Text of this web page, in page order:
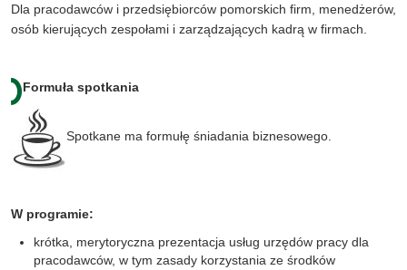
Dla pracodawców i przedsiębiorców pomorskich firm, menedżerów,
osób kierujących zespołami i zarządzających kadrą w firmach.
Formuła spotkania
Spotkane ma formułę śniadania biznesowego.
W programie:
krótka, merytoryczna prezentacja usług urzędów pracy dla
pracodawców, w tym zasady korzystania ze środków